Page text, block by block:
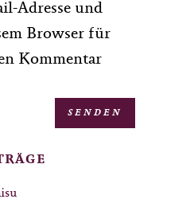
Adresse und
Browser für
Kommentar